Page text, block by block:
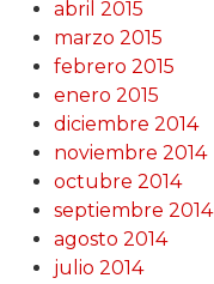
abril 2015
marzo 2015
febrero 2015
enero 2015
diciembre 2014
noviembre 2014
octubre 2014
septiembre 2014
agosto 2014
julio 2014